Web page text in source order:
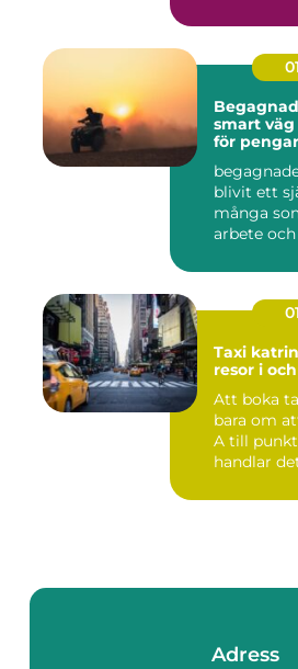
smart
för
blivit ett
många
arbete
Taxi
resor i
Att boka
bara om
A till
handlar
Adress